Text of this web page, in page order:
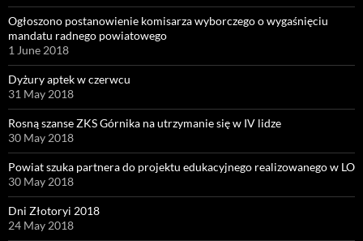
Ogłoszono postanowienie komisarza wyborczego o wygaśnięciu
mandatu radnego powiatowego
1 June 2018
Dyżury aptek w czerwcu
31 May 2018
Rosną szanse ZKS Górnika na utrzymanie się w IV lidze
30 May 2018
Powiat szuka partnera do projektu edukacyjnego realizowanego w LO
30 May 2018
Dni Złotoryi 2018
24 May 2018